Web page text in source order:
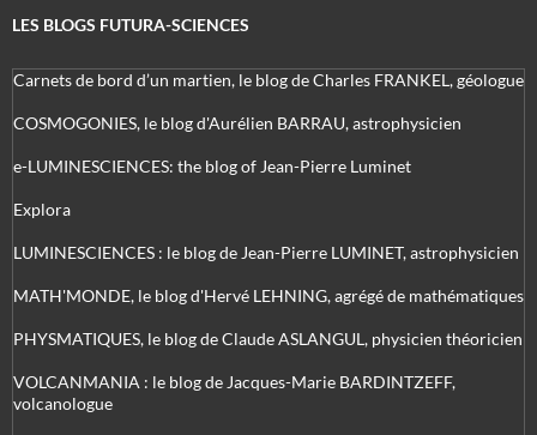
LES BLOGS FUTURA-SCIENCES
Carnets de bord d’un martien, le blog de Charles FRANKEL, géologue
COSMOGONIES, le blog d'Aurélien BARRAU, astrophysicien
e-LUMINESCIENCES: the blog of Jean-Pierre Luminet
Explora
LUMINESCIENCES : le blog de Jean-Pierre LUMINET, astrophysicien
MATH'MONDE, le blog d'Hervé LEHNING, agrégé de mathématiques
PHYSMATIQUES, le blog de Claude ASLANGUL, physicien théoricien
VOLCANMANIA : le blog de Jacques-Marie BARDINTZEFF,
volcanologue